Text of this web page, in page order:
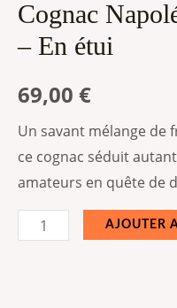
Cognac
– En étui
69,00 €
Un savant mélange de
ce cognac séduit
amateurs en quête de
AJOUTER